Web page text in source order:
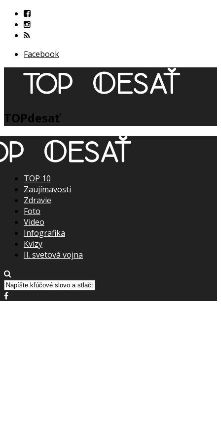
Facebook
TOPdesať
TOP 10
Zaujímavosti
Zdravie
Foto
Video
Infografika
Kvízy
II. svetová vojna